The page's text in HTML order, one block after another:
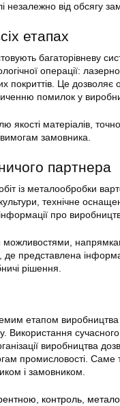
незалежно від обсягу
етапах
багаторівневу
операції:
покриттів. Це дозволяє
помилок у
якості матеріалів,
вимогам замовника.
партнера
із металообробки
технічне
інформації про
, де представлена
рішення.
етапом виробництва
Використання
виробництва
промисловості. Саме
і замовником.
, контроль,